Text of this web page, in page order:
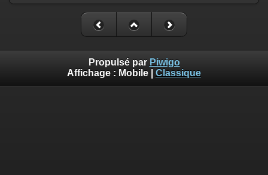
Propulsé par Piwigo
Affichage : Mobile Classique